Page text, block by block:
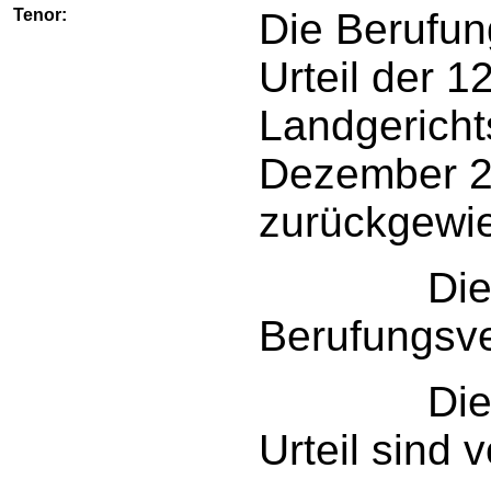
Tenor:
Die
Urteil der
Dezember
Die
Dieses
Urteil sind